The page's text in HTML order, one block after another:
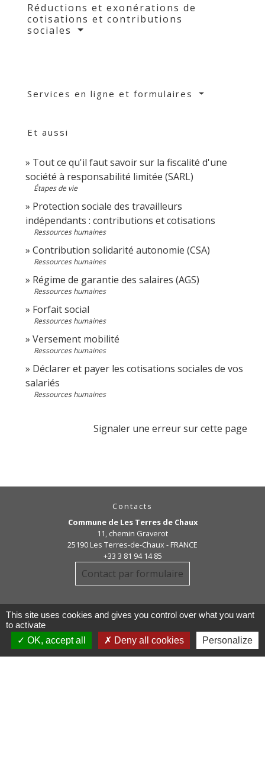
Réductions et exonérations de
cotisations et contributions
sociales
Services en ligne et formulaires
Et aussi
Tout ce qu'il faut savoir sur la fiscalité d'une
société à responsabilité limitée (SARL)
Étapes de vie
Protection sociale des travailleurs
indépendants : contributions et cotisations
Ressources humaines
Contribution solidarité autonomie (CSA)
Ressources humaines
Régime de garantie des salaires (AGS)
Ressources humaines
Forfait social
Ressources humaines
Versement mobilité
Ressources humaines
Déclarer et payer les cotisations sociales de vos
salariés
Ressources humaines
Signaler une erreur sur cette page
Contacts
Commune de Les Terres de Chaux
11, chemin Graverot
25190 Les Terres-de-Chaux - FRANCE
+33 3 81 94 14 85
Contact par formulaire
This site uses cookies and gives you control over what you want
to activate
OK, accept all
Deny all cookies Personalize